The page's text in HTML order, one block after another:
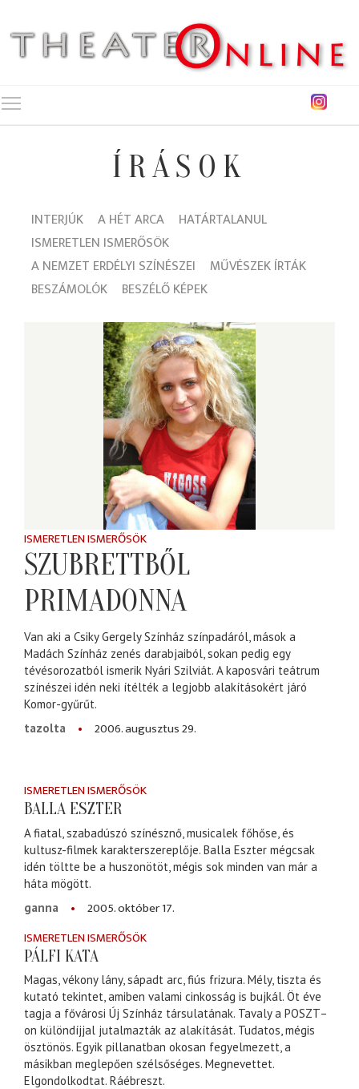
ÍRÁSOK
INTERJÚK A HÉT ARCA
HATÁRTALANUL
ISMERETLEN ISMERŐSÖK
A NEMZET ERDÉLYI SZÍNÉSZEI
MŰVÉSZEK ÍRTÁK
BESZÁMOLÓK
BESZÉLŐ KÉPEK
ISMERETLEN ISMERŐSÖK
SZUBRETTBŐL
PRIMADONNA
Van aki a Csiky Gergely Színház színpadáról, mások a
Madách Színház zenés darabjaiból, sokan pedig egy
tévésorozatból ismerik Nyári Szilviát. A kaposvári teátrum
színészei idén neki ítélték a legjobb alakításokért járó
Komor-gyűrűt.
tazolta
2006. augusztus 29.
ISMERETLEN ISMERŐSÖK
BALLA ESZTER
A fiatal, szabadúszó színésznő, musicalek főhőse, és
kultusz-filmek karakterszereplője. Balla Eszter mégcsak
idén töltte be a huszonötöt, mégis sok minden van már a
háta mögött.
ganna
2005. október 17.
ISMERETLEN ISMERŐSÖK
PÁLFI KATA
Magas, vékony lány, sápadt arc, fiús frizura. Mély, tiszta és
kutató tekintet, amiben valami cinkosság is bujkál. Öt éve
tagja a fővárosi Új Színház társulatának. Tavaly a POSZT–
on különdíjjal jutalmazták az alakítását. Tudatos, mégis
ösztönös. Egyik pillanatban okosan fegyelmezett, a
másikban meglepően szélsőséges. Megnevettet.
Elgondolkodtat. Ráébreszt.